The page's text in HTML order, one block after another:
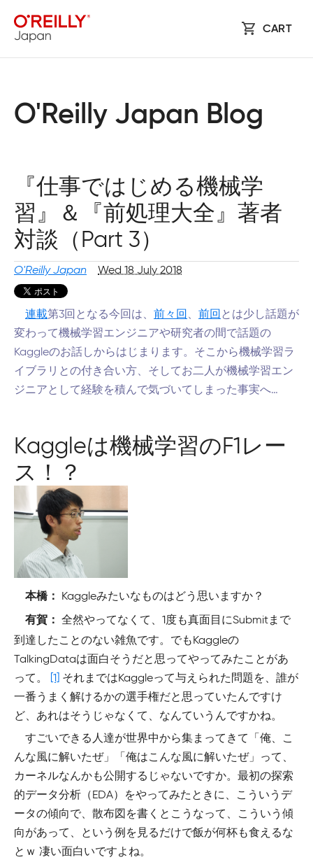
CART
O'Reilly Japan Blog
『仕事ではじめる機械学
習』＆『前処理大全』著者
対談（Part 3）
O'Reilly Japan Wed 18 July 2018
連載第3回となる今回は、 前々回 前回 とは少し話題が
変わって機械学習エンジニアや研究者の間で話題の
Kaggleのお話しからはじまります。そこから機械学習ラ
イブラリとの付き合い方、そしてお二人が機械学習エン
ジニアとして経験を積んで気づいてしまった事実へ…
Kaggleは機械学習のF1レー
ス！？
本橋： Kaggleみたいなものはどう思いますか？
有賀：
全然やってなくて、1度も真面目にSubmitまで
到達したことのない雑魚です。でもKaggleの
TalkingDataは面白そうだと思ってやってみたことがあ
って。
[1] それまではKaggleって与えられた問題を、誰が
一番うまく解けるかの選手権だと思っていたんですけ
ど、あれはそうじゃなくて、なんていうんですかね。
すごいできる人達が世界中から集まってきて「俺、こ
んな風に解いたぜ」「俺はこんな風に解いたぜ」って、
カーネルなんかも公開するじゃないですか。最初の探索
的データ分析（EDA）をやってみたときに、こういうデ
ータの傾向で、散布図を書くとこうなって、こういう傾
向があって、という例を見るだけで飯が何杯も食えるな
とｗ 凄い面白いですよね。